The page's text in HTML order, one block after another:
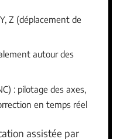
Z (déplacement de
autour des
: pilotage des axes,
en temps réel
assistée par